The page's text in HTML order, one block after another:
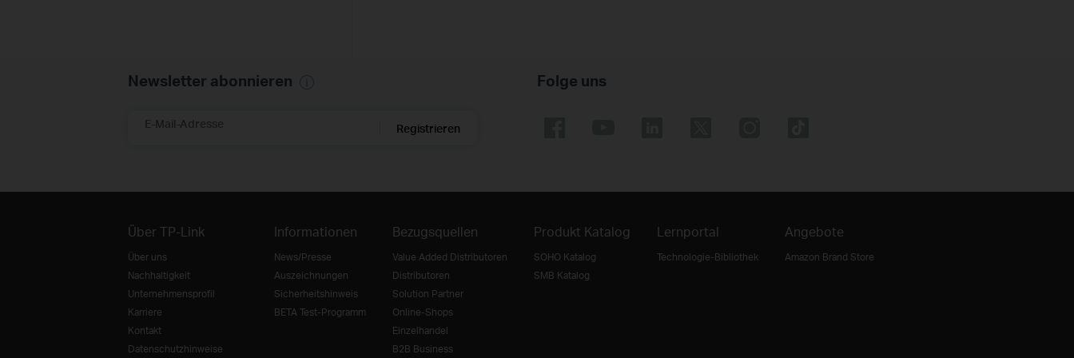
Newsletter abonnieren
E-Mail-Adresse Registrieren
Folge uns
Über TP-Link
Über uns
Nachhaltigkeit
Unternehmensprofil
Karriere
Kontakt
Datenschutzhinweise
Informationen
News/Presse
Auszeichnungen
Sicherheitshinweis
BETA Test-Programm
Bezugsquellen
Value Added Distributoren
Distributoren
Solution Partner
Online-Shops
Einzelhandel
B2B Business
Produkt Katalog
SOHO Katalog
SMB Katalog
Lernportal
Technologie-Bibliothek
Angebote
Amazon Brand Store